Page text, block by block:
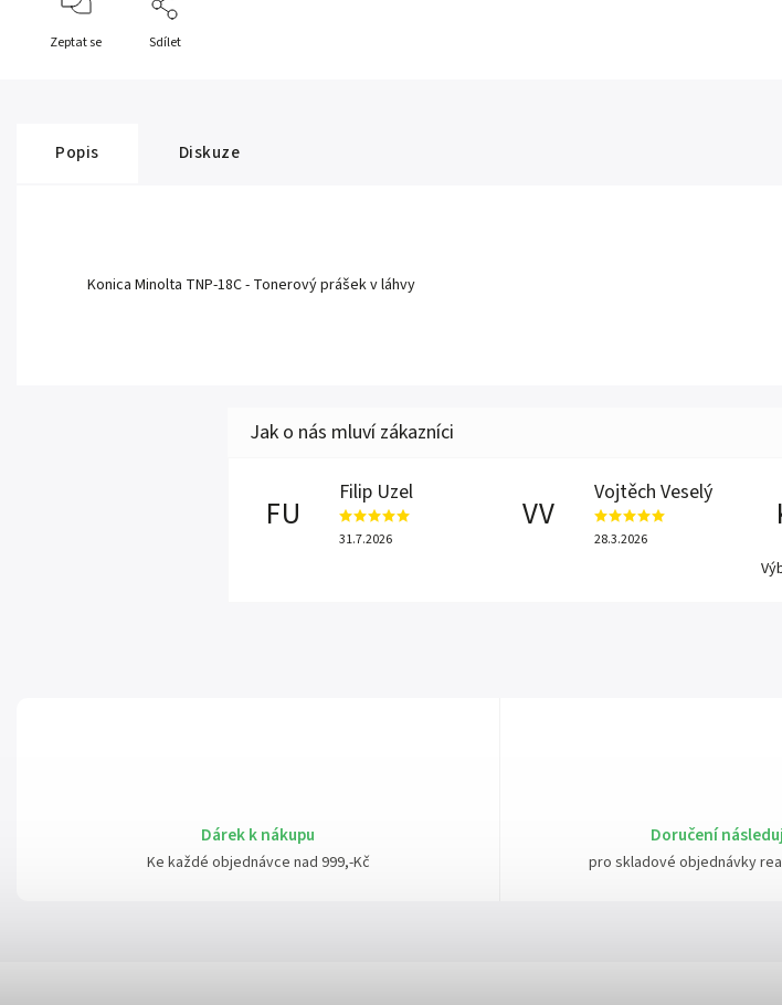
Zeptat se Sdílet
Dárek k nákupu
Ke každé objednávce nad 999,-Kč
Doručení
pro skladové objednávky
Popis Diskuze
Konica Minolta TNP-18C - Tonerový prášek v láhvy
FU
Filip Uzel
31.7.2026
VV
Vojtěch Veselý
28.3.2026